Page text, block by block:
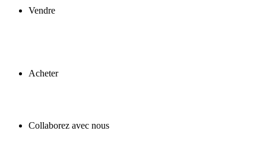
Vendre
Acheter
Collaborez avec nous